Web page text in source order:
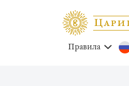
Правила